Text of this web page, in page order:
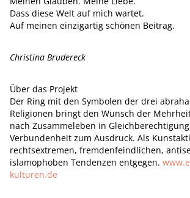
Dass diese Welt auf mich wartet.
Auf meinen einzigartig schönen Beitrag.
Christina Brudereck
Über das Projekt
Der Ring mit den Symbolen der drei
Religionen bringt den Wunsch der
nach Zusammeleben in
Verbundenheit zum Ausdruck. Als
rechtsextremen, fremdenfeindlichen,
islamophoben Tendenzen entgegen.
kulturen.de